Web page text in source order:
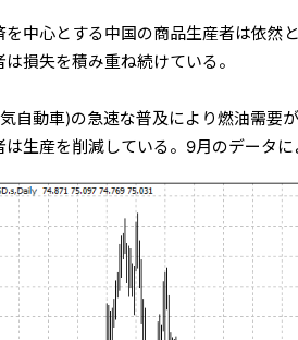
を中心とする中国の商品生産者は依然
は損失を積み重ね続けている。
自動車)の急速な普及により燃油需要
は生産を削減している。9月のデータ